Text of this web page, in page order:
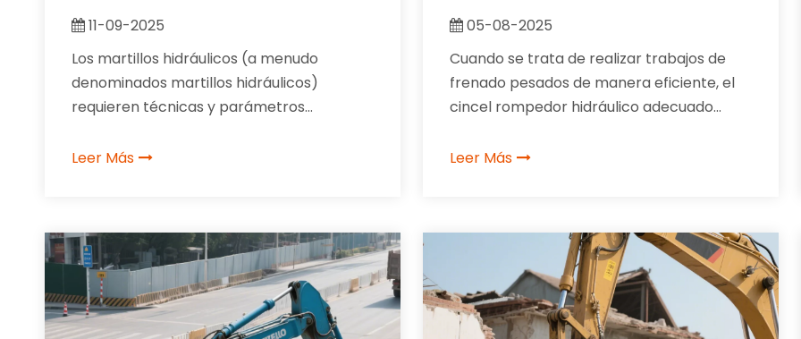
ROCAS DE DIFERENTES NIVELES DE
DUREZA
11-09-2025
Los martillos hidráulicos (a menudo
denominados martillos hidráulicos)
requieren técnicas y parámetros
características de la roca para aumentar
Leer Más
TIENE 5 OPCIONES
05-08-2025
Cuando se trata de realizar trabajos de
frenado pesados ​​de manera eficiente, el
cincel rompedor hidráulico adecuado
Attachments, un nombre confiable en
combinan durabilidad, precisión y
versatilidad, diseñados para abordar todo,
desde sitios de construcción hasta
operaciones mineras.
Leer Más